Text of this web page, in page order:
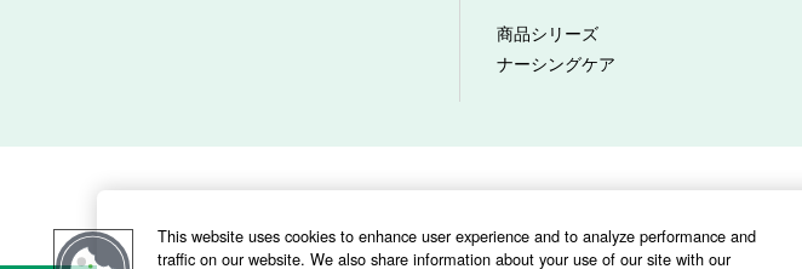
商品シリーズ
ナーシングケア
This website uses cookies to enhance user experience and to analyze performance and
traffic on our website. We also share information about your use of our site with our